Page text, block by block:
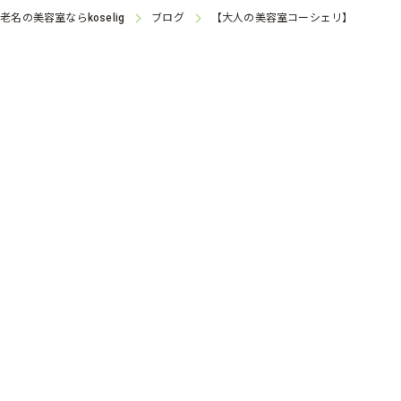
名の美容室なら koselig ブログ 【大人の美容室コーシェリ】